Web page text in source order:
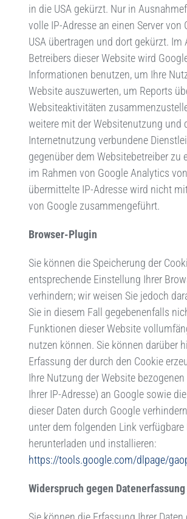
in die USA gekürzt. Nur in
volle IP-Adresse an einen Server von
USA übertragen und dort gekürzt. Im
Betreibers dieser Website wird
Informationen benutzen, um Ihre
Website auszuwerten, um Reports
Websiteaktivitäten
weitere mit der Websitenutzung und
Internetnutzung verbundene
gegenüber dem Websitebetreiber zu
im Rahmen von Google Analytics
übermittelte IP-Adresse wird nicht
von Google zusammengeführt.
Browser-Plugin
Sie können die Speicherung der
entsprechende Einstellung Ihrer
verhindern; wir weisen Sie jedoch
Sie in diesem Fall gegebenenfalls
Funktionen dieser Website
nutzen können. Sie können darüber
Erfassung der durch den Cookie
Ihre Nutzung der Website
Ihrer IP-Adresse) an Google sowie
dieser Daten durch Google
unter dem folgenden Link
herunterladen und installieren:
https://tools.google.com/dlpage/
Widerspruch gegen Datenerfassung